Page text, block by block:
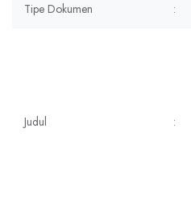
Tipe Dokumen :
Judul :